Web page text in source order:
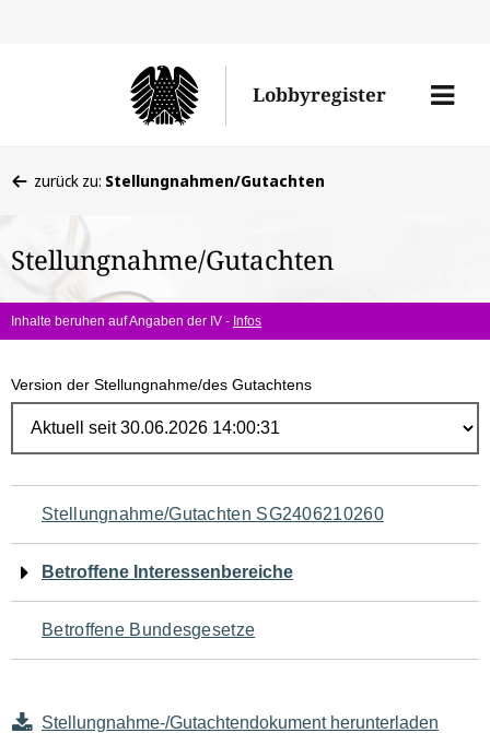
Lobbyregister
Menü
befinden
hier:
zurück zu: Stellungnahmen/Gutachten
Stellungnahme/Gutachten
Inhalte beruhen auf Angaben der IV - Infos
Version der Stellungnahme/des Gutachtens
Navigation
für
den
Seiteninhalt
Stellungnahme/Gutachten SG2406210260
Betroffene Interessenbereiche
Betroffene Bundesgesetze
Stellungnahme-/Gutachtendokument herunterladen